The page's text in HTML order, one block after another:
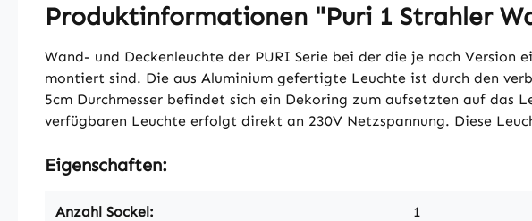
Produktinformationen "Puri 1 Strahler
Wand- und Deckenleuchte der PURI Serie bei der die je nach
montiert sind. Die aus Aluminium gefertigte Leuchte ist durch den
5cm Durchmesser befindet sich ein Dekoring zum aufsetzten auf das
verfügbaren Leuchte erfolgt direkt an 230V Netzspannung. Diese
Eigenschaften:
Anzahl Sockel: 1